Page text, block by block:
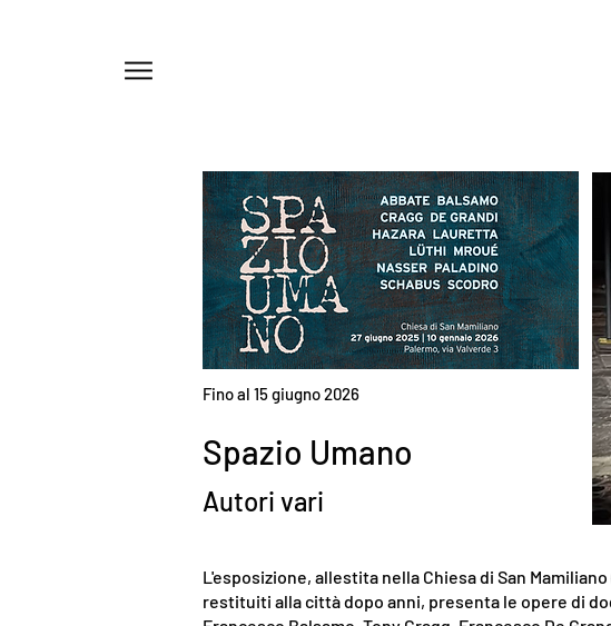
Fino al 15 giugno 2026
Spazio Umano
Autori vari
L'esposizione, allestita nella Chiesa di San
restituiti alla città dopo anni, presenta le opere di